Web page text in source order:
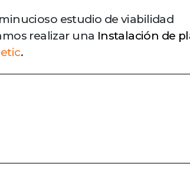
estudio de viabilidad
realizar una Instalación de
.